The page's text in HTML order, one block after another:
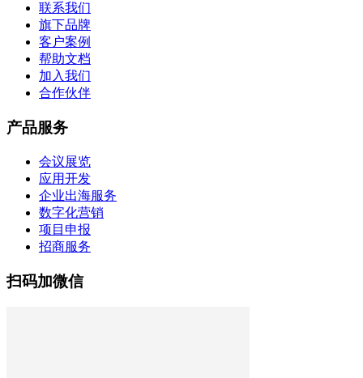
联系我们
旗下品牌
客户案例
帮助文档
加入我们
合作伙伴
产品服务
会议展览
应用开发
企业出海服务
数字化营销
项目申报
招商服务
扫码加微信